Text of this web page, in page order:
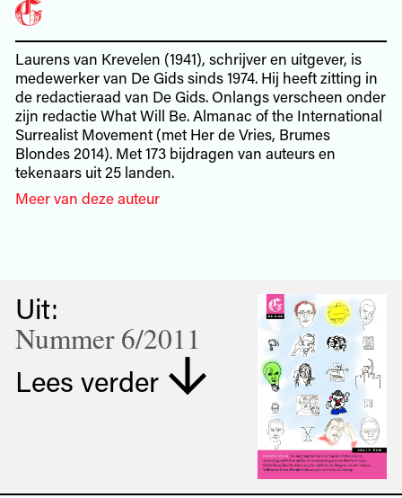
Laurens van Krevelen (1941), schrijver en uitgever, is
medewerker van De Gids sinds 1974. Hij heeft zitting in
de redactieraad van De Gids. Onlangs verscheen onder
zijn redactie What Will Be. Almanac of the International
Surrealist Movement (met Her de Vries, Brumes
Blondes 2014). Met 173 bijdragen van auteurs en
tekenaars uit 25 landen.
Meer van deze auteur
Uit:
Nummer 6/2011
Lees verder